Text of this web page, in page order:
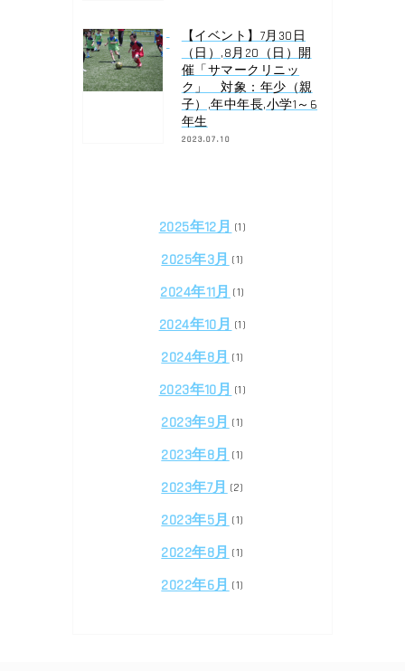
【イベント】7月30日
（日）,8月20（日）開
催「サマークリニッ
ク」 対象：年少（親
子）,年中年長,小学1～6
年生
2023.07.10
2025年12月 (1)
2025年3月 (1)
2024年11月 (1)
2024年10月 (1)
2024年8月 (1)
2023年10月 (1)
2023年9月 (1)
2023年8月 (1)
2023年7月 (2)
2023年5月 (1)
2022年8月 (1)
2022年6月 (1)